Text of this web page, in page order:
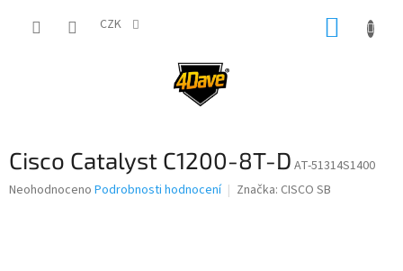
CZK
Cisco Catalyst C1200-8T-D AT-51314S1400
Průměrné
Neohodnoceno Podrobnosti hodnocení Značka: CISCO SB